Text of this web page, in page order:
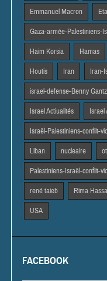
Emmanuel Macron
Gaza-armée-Palestiniens-
Haim Korsia Hamas
Houtis Iran Iran-
israel-defense-Benny
Israel Actiualités Israel
Israël-Palestiniens-conflit-
Liban nucleaire
Palestiniens-Israël-conflit-
rené taieb Rima
USA
FACEBOOK